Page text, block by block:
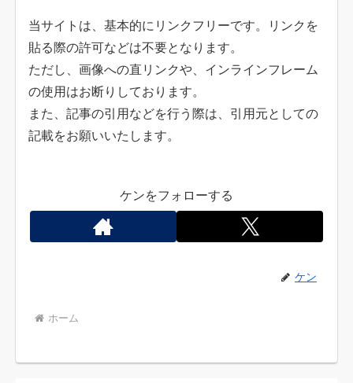
当サイトは、基本的にリンクフリーです。リンクを
貼る際の許可などは不要となります。
ただし、画像への直リンクや、インラインフレーム
の使用はお断りしております。
また、記事の引用などを行う際は、引用元としての
記載をお願いいたします。
ケンをフォローする
ケン
ホーム